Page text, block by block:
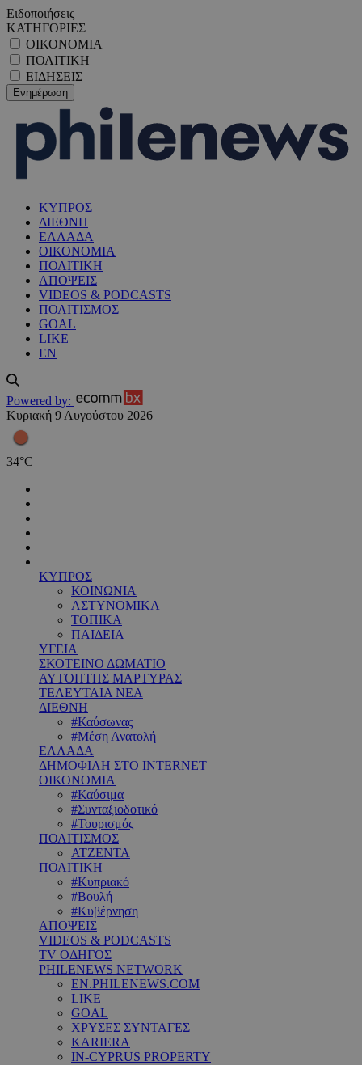
Ειδοποιήσεις
ΚΑΤΗΓΟΡΙΕΣ
ΟΙΚΟΝΟΜΙΑ
ΠΟΛΙΤΙΚΗ
ΕΙΔΗΣΕΙΣ
ΚΥΠΡΟΣ
ΔΙΕΘΝΗ
ΕΛΛΑΔΑ
ΟΙΚΟΝΟΜΙΑ
ΠΟΛΙΤΙΚΗ
ΑΠΟΨΕΙΣ
VIDEOS & PODCASTS
ΠΟΛΙΤΙΣΜΟΣ
GOAL
LIKE
EN
Powered by:
Κυριακή 9 Αυγούστου 2026
34°C
ΚΥΠΡΟΣ
ΚΟΙΝΩΝΙΑ
ΑΣΤΥΝΟΜΙΚΑ
ΤΟΠΙΚΑ
ΠΑΙΔΕΙΑ
ΥΓΕΙΑ
ΣΚΟΤΕΙΝΟ ΔΩΜΑΤΙΟ
ΑΥΤΟΠΤΗΣ ΜΑΡΤΥΡΑΣ
ΤΕΛΕΥΤΑΙΑ ΝΕΑ
ΔΙΕΘΝΗ
#Καύσωνας
#Μέση Ανατολή
ΕΛΛΑΔΑ
ΔΗΜΟΦΙΛΗ ΣΤΟ INTERNET
ΟΙΚΟΝΟΜΙΑ
#Καύσιμα
#Συνταξιοδοτικό
#Τουρισμός
ΠΟΛΙΤΙΣΜΟΣ
ΑΤΖΕΝΤΑ
ΠΟΛΙΤΙΚΗ
#Κυπριακό
#Βουλή
#Κυβέρνηση
ΑΠΟΨΕΙΣ
VIDEOS & PODCASTS
TV ΟΔΗΓΟΣ
PHILENEWS NETWORK
EN.PHILENEWS.COM
LIKE
GOAL
ΧΡΥΣΕΣ ΣΥΝΤΑΓΕΣ
KARIERA
IN-CYPRUS PROPERTY